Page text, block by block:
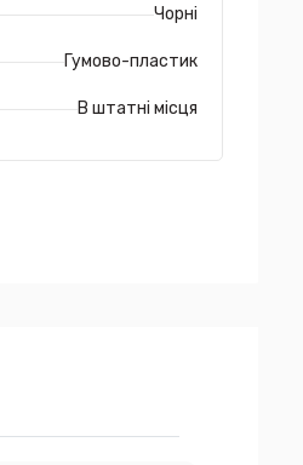
Чорні
Гумово-пластик
В штатні місця